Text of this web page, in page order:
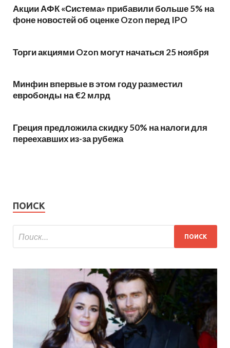
Акции АФК «Система» прибавили больше 5% на
фоне новостей об оценке Ozon перед IPO
Торги акциями Ozon могут начаться 25 ноября
Минфин впервые в этом году разместил
евробонды на €2 млрд
Греция предложила скидку 50% на налоги для
переехавших из-за рубежа
ПОИСК